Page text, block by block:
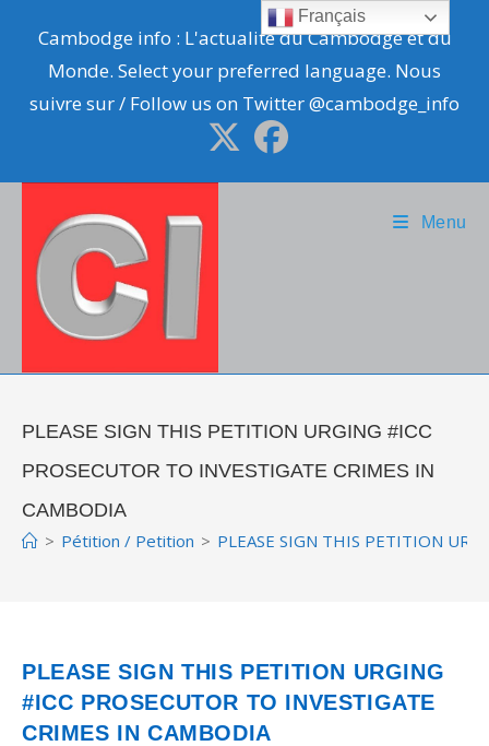
content
Cambodge info : L'actualité du Cambodge et du
Monde. Select your preferred language. Nous
suivre sur / Follow us on Twitter @cambodge_info
Menu
PLEASE SIGN THIS PETITION URGING #ICC
PROSECUTOR TO INVESTIGATE CRIMES IN
CAMBODIA
> Pétition / Petition > PLEASE SIGN THIS PETITION
PLEASE SIGN THIS PETITION URGING
#ICC PROSECUTOR TO INVESTIGATE
CRIMES IN CAMBODIA
Français